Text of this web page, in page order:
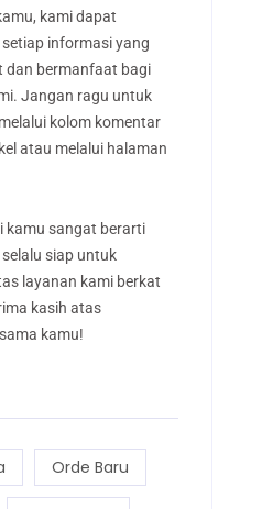
kami dapat
informasi yang
dan bermanfaat bagi
Jangan ragu untuk
kolom komentar
atau melalui halaman
kamu sangat berarti
siap untuk
layanan kami berkat
kasih atas
kamu!
Orde Baru